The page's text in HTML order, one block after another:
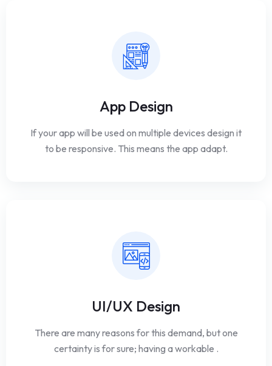
App Design
If your app will be used on multiple devices design it
to be responsive. This means the app adapt.
UI/UX Design
There are many reasons for this demand, but one
certainty is for sure; having a workable .